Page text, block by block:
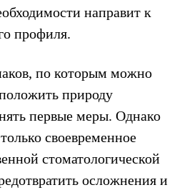
направит к
профиля.
по которым можно
природу
первые меры. Однако
своевременное
стоматологической
осложнения и